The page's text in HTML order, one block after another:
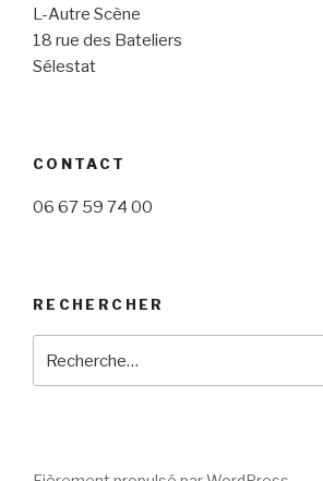
L-Autre Scène
18 rue des Bateliers
Sélestat
CONTACT
06 67 59 74 00
RECHERCHER